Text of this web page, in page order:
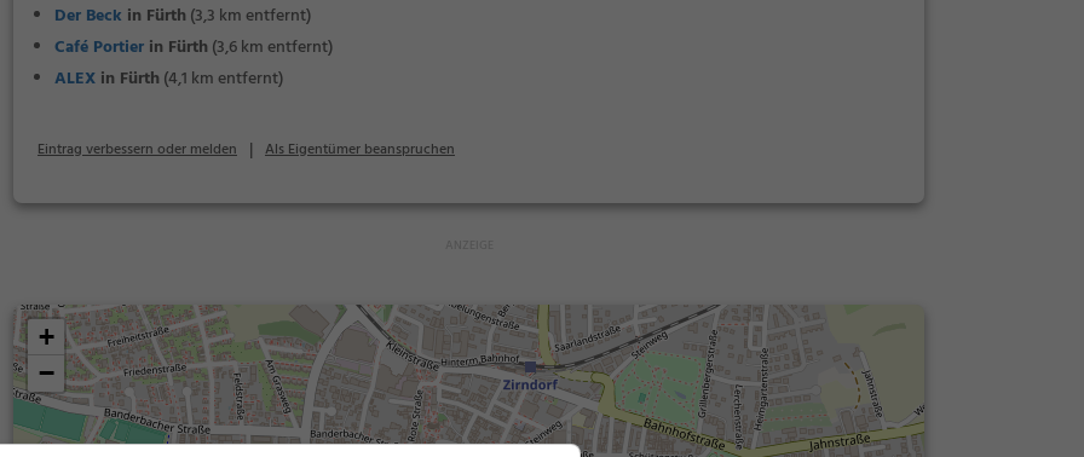
Der Beck in Fürth (3,3 km entfernt)
Café Portier in Fürth (3,6 km entfernt)
ALEX in Fürth (4,1 km entfernt)
Eintrag verbessern oder melden | Als Eigentümer beanspruchen
+
−